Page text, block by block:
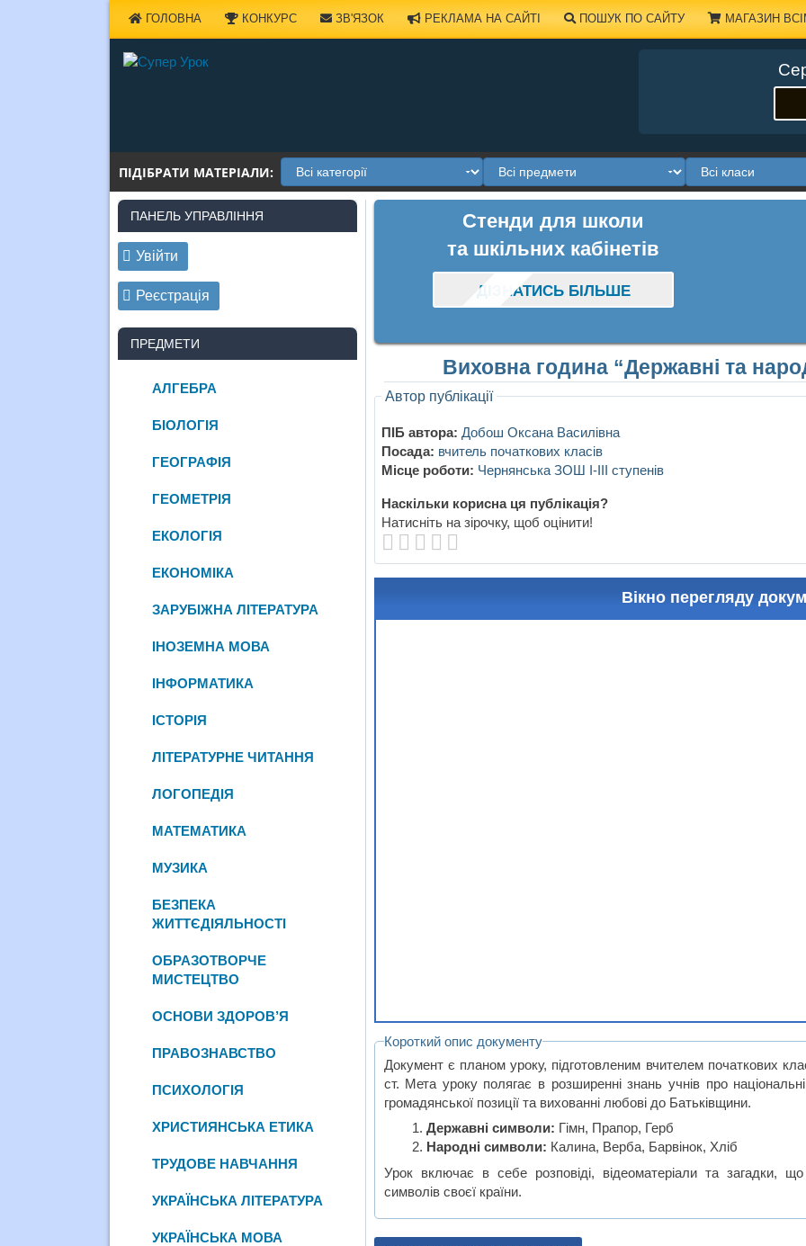
ГОЛОВНА КОНКУРС ЗВ'ЯЗОК РЕКЛАМА НА САЙТІ ПОШУК ПО САЙТУ МАГАЗИН
ПІДІБРАТИ МАТЕРІАЛИ:
Стенди для школи
та шкільних кабінетів
ДІЗНАТИСЬ БІЛЬШЕ
Виховна година “Державні та
Автор публікації
ПІБ автора: Добош Оксана Василівна
Посада: вчитель початкових класів
Місце роботи: Чернянська ЗОШ I-III ступенів
Наскільки корисна ця публікація?
Натисніть на зірочку, щоб оцінити!
Вікно перегляду
Короткий опис документу
Документ є планом уроку, підготовленим вчителем початкових
ст. Мета уроку полягає в розширенні знань учнів про
громадянської позиції та вихованні любові до Батьківщини.
Державні символи: Гімн, Прапор, Герб
Народні символи: Калина, Верба, Барвінок, Хліб
Урок включає в себе розповіді, відеоматеріали та загадки,
символів своєї країни.
ПАНЕЛЬ УПРАВЛІННЯ
Увійти
Реєстрація
ПРЕДМЕТИ
АЛГЕБРА
БІОЛОГІЯ
ГЕОГРАФІЯ
ГЕОМЕТРІЯ
ЕКОЛОГІЯ
ЕКОНОМІКА
ЗАРУБІЖНА ЛІТЕРАТУРА
ІНОЗЕМНА МОВА
ІНФОРМАТИКА
ІСТОРІЯ
ЛІТЕРАТУРНЕ ЧИТАННЯ
ЛОГОПЕДІЯ
МАТЕМАТИКА
МУЗИКА
БЕЗПЕКА
ЖИТТЄДІЯЛЬНОСТІ
ОБРАЗОТВОРЧЕ
МИСТЕЦТВО
ОСНОВИ ЗДОРОВ’Я
ПРАВОЗНАВСТВО
ПСИХОЛОГІЯ
ХРИСТИЯНСЬКА ЕТИКА
ТРУДОВЕ НАВЧАННЯ
УКРАЇНСЬКА ЛІТЕРАТУРА
УКРАЇНСЬКА МОВА